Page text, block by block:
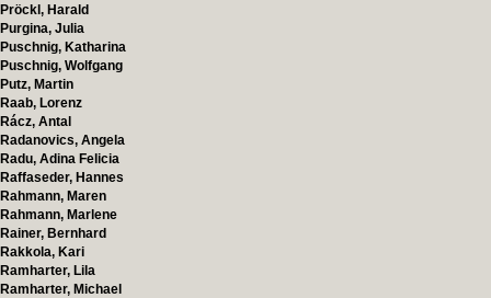
Pröckl, Harald
Purgina, Julia
Puschnig, Katharina
Puschnig, Wolfgang
Putz, Martin
Raab, Lorenz
Rácz, Antal
Radanovics, Angela
Radu, Adina Felicia
Raffaseder, Hannes
Rahmann, Maren
Rahmann, Marlene
Rainer, Bernhard
Rakkola, Kari
Ramharter, Lila
Ramharter, Michael